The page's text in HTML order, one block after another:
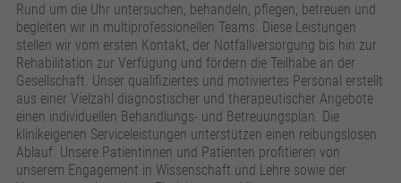
Rund um die Uhr untersuchen, behandeln, pflegen, betreuen und
begleiten wir in multiprofessionellen Teams. Diese Leistungen
stellen wir vom ersten Kontakt, der Notfallversorgung bis hin zur
Rehabilitation zur Verfügung und fördern die Teilhabe an der
Gesellschaft. Unser qualifiziertes und motiviertes Personal erstellt
aus einer Vielzahl diagnostischer und therapeutischer Angebote
einen individuellen Behandlungs- und Betreuungsplan. Die
klinikeigenen Serviceleistungen unterstützen einen reibungslosen
Ablauf. Unsere Patientinnen und Patienten profitieren von
unserem Engagement in Wissenschaft und Lehre sowie der